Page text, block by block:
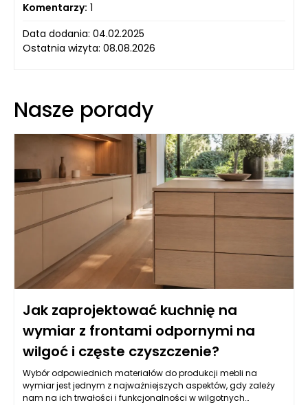
Komentarzy: 1
Data dodania: 04.02.2025
Ostatnia wizyta: 08.08.2026
Nasze porady
Jak zaprojektować kuchnię na
wymiar z frontami odpornymi na
wilgoć i częste czyszczenie?
Wybór odpowiednich materiałów do produkcji mebli na
wymiar jest jednym z najważniejszych aspektów, gdy zależy
nam na ich trwałości i funkcjonalności w wilgotnych